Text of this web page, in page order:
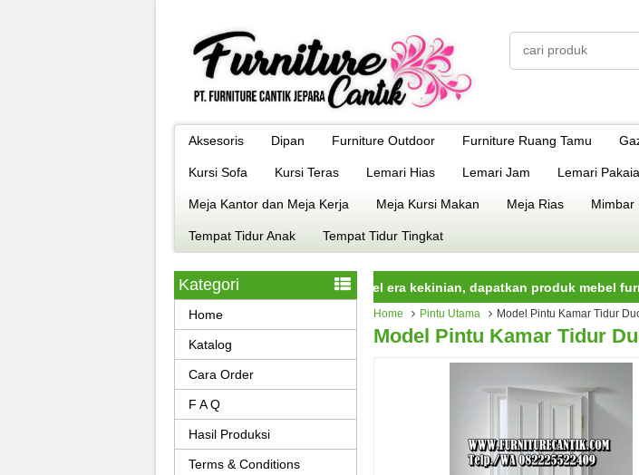
Aksesoris Dipan Furniture Outdoor Furniture Ruang Tamu
Kursi Sofa Kursi Teras Lemari Hias Lemari Jam Lemari
Meja Kantor dan Meja Kerja Meja Kursi Makan Meja Rias Mimbar
Tempat Tidur Anak Tempat Tidur Tingkat
jepara istimewa dengan kualitas terbaik model era kekinian, dapatkan produk mebel furniture
Home Pintu Utama Model Pintu Kamar Tidur
Model Pintu Kamar Tidur
Kategori
Home
Katalog
Cara Order
F A Q
Hasil Produksi
Terms & Conditions